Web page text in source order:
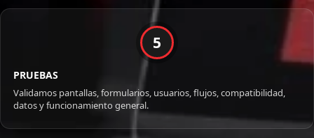
5
PRUEBAS
Validamos pantallas, formularios, usuarios, flujos, compatibilidad,
datos y funcionamiento general.